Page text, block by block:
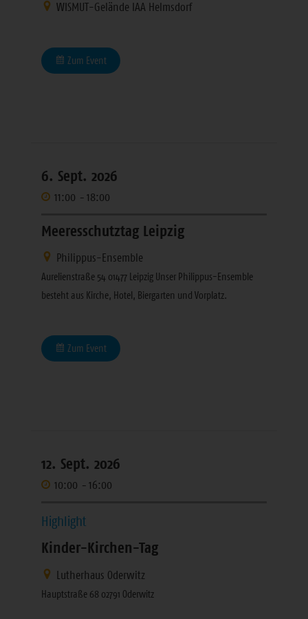
WISMUT-Gelände IAA Helmsdorf
Zum Event
6. Sept. 2026
11:00 -18:00
Meeresschutztag Leipzig
Philippus-Ensemble
Aurelienstraße 54 01477 Leipzig Unser Philippus-Ensemble
besteht aus Kirche, Hotel, Biergarten und Vorplatz.
Zum Event
12. Sept. 2026
10:00 -16:00
Highlight
Kinder-Kirchen-Tag
Lutherhaus Oderwitz
Hauptstraße 68 02791 Oderwitz